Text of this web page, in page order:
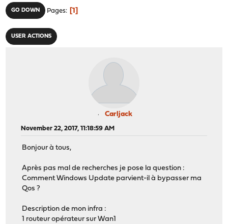
GO DOWN Pages 1
USER ACTIONS
Carljack
November 22, 2017, 11:18:59 AM
Bonjour à tous,
Après pas mal de recherches je pose la question :
Comment Windows Update parvient-il à bypasser ma
Qos ?
Description de mon infra :
1 routeur opérateur sur Wan1